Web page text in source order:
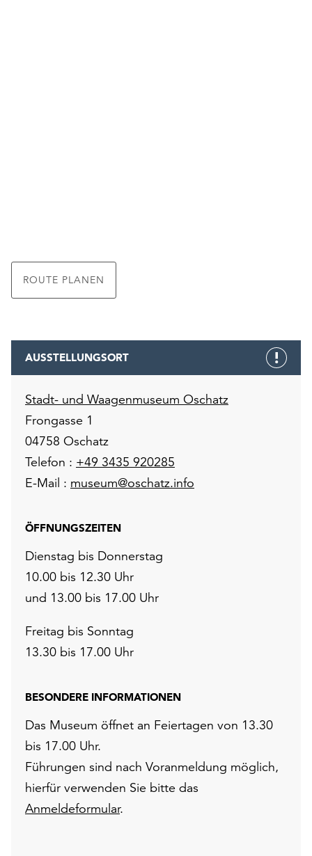
ROUTE PLANEN
AUSSTELLUNGSORT
Stadt- und Waagenmuseum Oschatz
Frongasse 1
04758 Oschatz
Telefon : +49 3435 920285
E-Mail : museum@oschatz.info
ÖFFNUNGSZEITEN
Dienstag bis Donnerstag
10.00 bis 12.30 Uhr
und 13.00 bis 17.00 Uhr
Freitag bis Sonntag
13.30 bis 17.00 Uhr
BESONDERE INFORMATIONEN
Das Museum öffnet an Feiertagen von 13.30
bis 17.00 Uhr.
Führungen sind nach Voranmeldung möglich,
hierfür verwenden Sie bitte das
Anmeldeformular.